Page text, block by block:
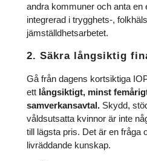
andra kommuner och anta en
integrerad i trygghets-,
jämställdhetsarbetet.
2. Säkra långsiktig
Gå från dagens kortsiktiga
ett långsiktigt, minst
samverkansavtal.Skydd,
våldsutsatta kvinnor är inte
till lägsta pris. Det är en fråga
livräddande kunskap.